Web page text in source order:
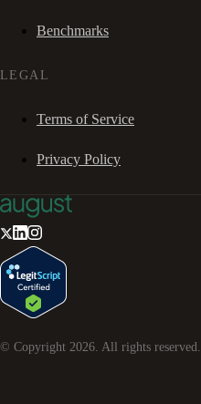
Benchmarks
LEGAL
Terms of Service
Privacy Policy
© Copyright 2026. All rights reserved.